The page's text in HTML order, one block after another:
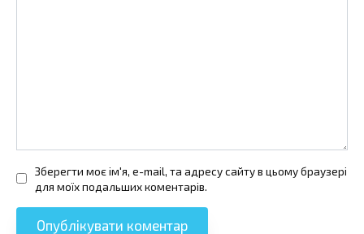
Зберегти моє ім'я, e-mail, та адресу сайту в цьому браузері
для моїх подальших коментарів.